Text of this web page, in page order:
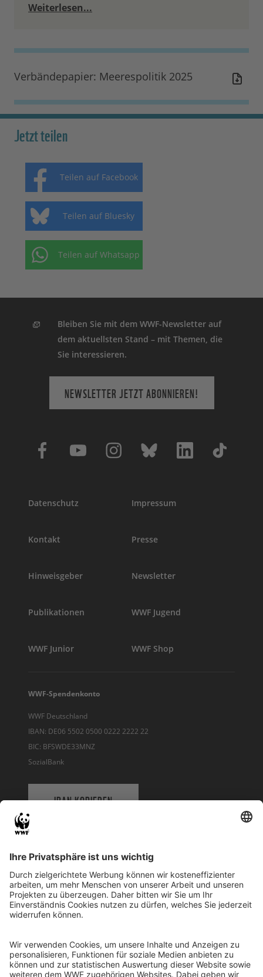
Weiterlesen...
Verbändepapier: Meerespolitik 2025
Jetzt teilen
Teilen auf Facebook
Teilen auf Bluesky
Teilen auf Whatsapp
Bleiben Sie mit dem WWF-Newsletter auf
dem aktuellsten Stand – mit Themen, die
Sie interessieren.
NEWSLETTER JETZT ABONNIEREN!
Datenschutz Impressum
Kontakt Presse
Hinweisgeber Newsletter
Publikationen WWF Jugend
WWF Junior WWF Shop
WWF-Spendenkonto
WWF Deutschland
IBAN: DE06 5502 0500 0222 2222 22
BIC: BFSWDE33MNZ
SozialBank
IBAN KOPIEREN
WWF Deutschland
Reinhardtstr. 18
10117 Berlin
Ihre Spende kann steuerlich geltend gemacht werden